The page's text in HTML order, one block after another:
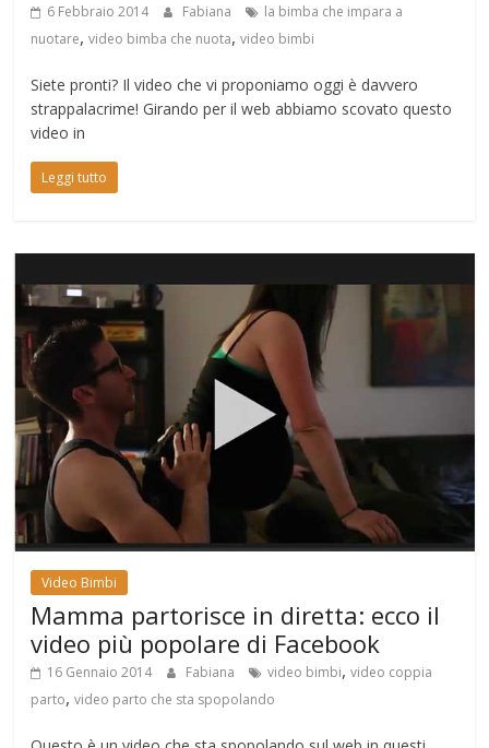
6 Febbraio 2014 Fabiana
la bimba che impara a
nuotare,video bimba che nuota,video bimbi
Siete pronti? Il video che vi proponiamo oggi è davvero
strappalacrime! Girando per il web abbiamo scovato questo
video in
Leggi tutto
Video Bimbi
Mamma partorisce in diretta: ecco il
video più popolare di Facebook
16 Gennaio 2014 Fabiana video bimbi,video coppia
parto,video parto che sta spopolando